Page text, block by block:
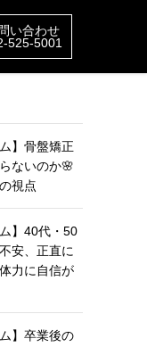
い合わせ
525-5001
】骨盤矯正
ないのか🌸
視点
】40代・50
安、正直に
力に自信が
】卒業後の